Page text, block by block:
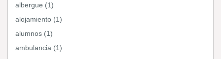
albergue (1)
alojamiento (1)
alumnos (1)
ambulancia (1)